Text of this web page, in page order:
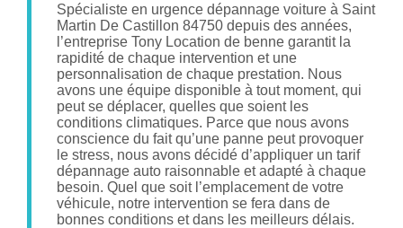
Spécialiste en urgence dépannage voiture à Saint
Martin De Castillon 84750 depuis des années,
l’entreprise Tony Location de benne garantit la
rapidité de chaque intervention et une
personnalisation de chaque prestation. Nous
avons une équipe disponible à tout moment, qui
peut se déplacer, quelles que soient les
conditions climatiques. Parce que nous avons
conscience du fait qu’une panne peut provoquer
le stress, nous avons décidé d’appliquer un tarif
dépannage auto raisonnable et adapté à chaque
besoin. Quel que soit l’emplacement de votre
véhicule, notre intervention se fera dans de
bonnes conditions et dans les meilleurs délais.